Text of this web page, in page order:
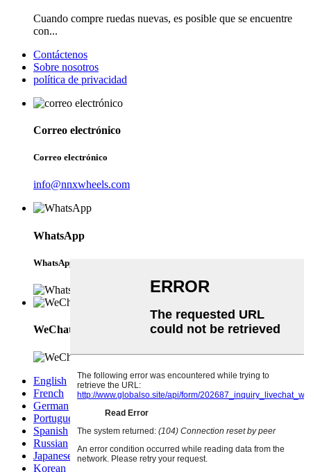
Cuando compre ruedas nuevas, es posible que se encuentre
con...
Contáctenos
Sobre nosotros
política de privacidad
Correo electrónico
Correo electrónico
info@nnxwheels.com
WhatsApp
WhatsApp
WeChat
English
French
German
Portuguese
Spanish
Russian
Japanese
Korean